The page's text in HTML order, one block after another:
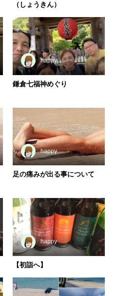
（しょうきん）
happy
鎌倉七福神めぐり
happy
足の痛みが出る事について
happy
【初詣へ】